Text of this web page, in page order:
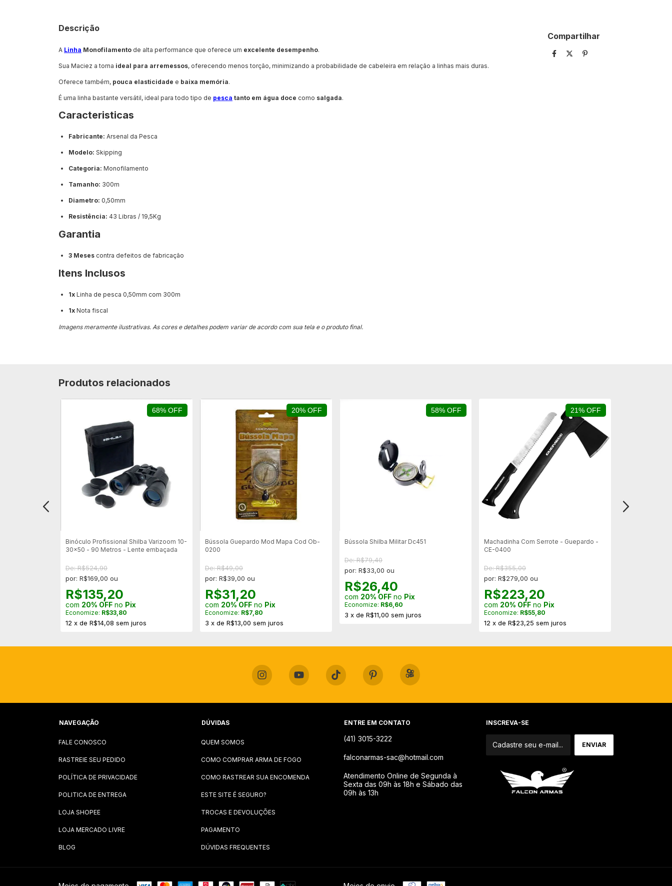
Descrição
A Linha Monofilamento de alta performance que oferece um excelente desempenho.
Sua Maciez a torna ideal para arremessos, oferecendo menos torção, minimizando a probabilidade de cabeleira em relação a linhas mais duras.
Oferece também, pouca elasticidade e baixa memória.
É uma linha bastante versátil, ideal para todo tipo de pesca tanto em água doce como salgada.
Caracteristicas
Fabricante: Arsenal da Pesca
Modelo: Skipping
Categoria: Monofilamento
Tamanho: 300m
Diametro: 0,50mm
Resistência: 43 Libras / 19,5Kg
Garantia
3 Meses contra defeitos de fabricação
Itens Inclusos
1x Linha de pesca 0,50mm com 300m
1x Nota fiscal
Imagens meramente ilustrativas. As cores e detalhes podem variar de acordo com sua tela e o produto final.
Compartilhar
Produtos relacionados
68% OFF
Binóculo Profissional Shilba Varizoom 10-
30x50 - 90 Metros - Lente embaçada
De: R$524,90
por: R$169,00 ou
R$135,20
com 20% OFF no Pix
Economize: R$33,80
12 x de R$14,08 sem juros
20% OFF
Bússola Guepardo Mod Mapa Cod Ob-
0200
De: R$49,00
por: R$39,00 ou
R$31,20
com 20% OFF no Pix
Economize: R$7,80
3 x de R$13,00 sem juros
58% OFF
Bússola Shilba Militar Dc451
De: R$79,40
por: R$33,00 ou
R$26,40
com 20% OFF no Pix
Economize: R$6,60
3 x de R$11,00 sem juros
21% OFF
Machadinha Com Serrote - Guepardo -
CE-0400
De: R$355,00
por: R$279,00 ou
R$223,20
com 20% OFF no Pix
Economize: R$55,80
12 x de R$23,25 sem juros
NAVEGAÇÃO
FALE CONOSCO
RASTREIE SEU PEDIDO
POLÍTICA DE PRIVACIDADE
POLITICA DE ENTREGA
LOJA SHOPEE
LOJA MERCADO LIVRE
BLOG
DÚVIDAS
QUEM SOMOS
COMO COMPRAR ARMA DE FOGO
COMO RASTREAR SUA ENCOMENDA
ESTE SITE É SEGURO?
TROCAS E DEVOLUÇÕES
PAGAMENTO
DÚVIDAS FREQUENTES
ENTRE EM CONTATO
(41) 3015-3222
falconarmas-sac@hotmail.com
Atendimento Online de Segunda à
Sexta das 09h às 18h e Sábado das
09h às 13h
INSCREVA-SE